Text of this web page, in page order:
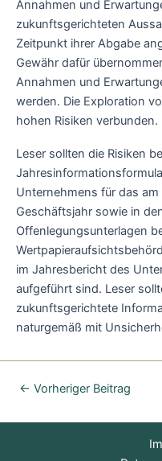
Annahmen und
zukunftsgerichteten
Zeitpunkt ihrer Abgabe
Gewähr dafür
Annahmen und
werden. Die Exploration
hohen Risiken verbunden.
Leser sollten die Risiken
Unternehmens für das
Geschäftsjahr sowie in
Offenlegungsunterlagen
im Jahresbericht des
aufgeführt sind. Leser
zukunftsgerichtete
naturgemäß mit
← Vorheriger Beitrag